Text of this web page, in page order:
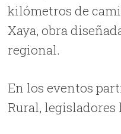
kilómetros de
Xaya, obra
regional.
En los eventos
Rural, legisladores